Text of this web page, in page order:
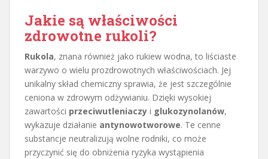
Jakie są właściwości
zdrowotne rukoli?
Rukola, znana również jako rukiew wodna, to liściaste
warzywo o wielu prozdrowotnych właściwościach. Jej
unikalny skład chemiczny sprawia, że jest szczególnie
ceniona w zdrowym odżywianiu. Dzięki wysokiej
zawartości przeciwutleniaczy i glukozynolanów,
wykazuje działanie antynowotworowe. Te cenne
substancje neutralizują wolne rodniki, co może
przyczynić się do obniżenia ryzyka wystąpienia